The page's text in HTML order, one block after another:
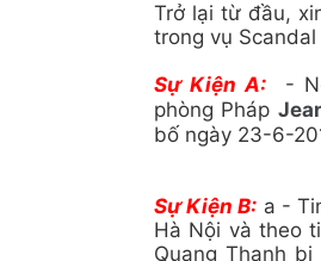
Trở lại từ đầu,
trong vụ
Sự Kiện A: -
phòng Pháp
bố ngày 23-6-
Sự Kiện B: a -
Hà Nội và theo
Quang Thanh